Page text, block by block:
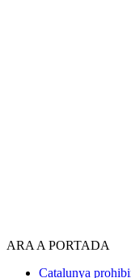
ARA A PORTADA
Catalunya